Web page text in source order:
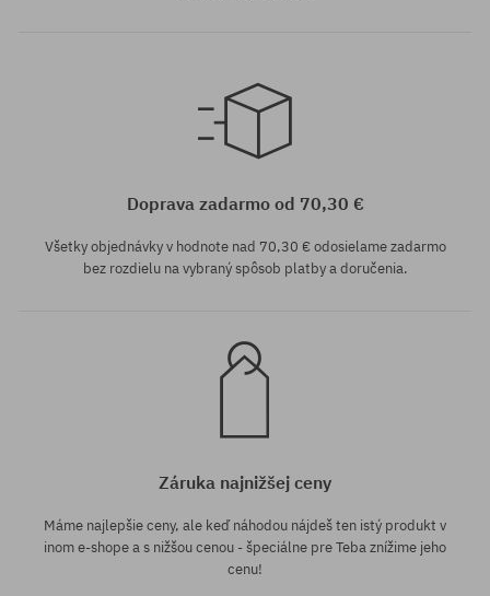
Doprava zadarmo od 70,30 €
Všetky objednávky v hodnote nad 70,30 € odosielame zadarmo
bez rozdielu na vybraný spôsob platby a doručenia.
Záruka najnižšej ceny
Máme najlepšie ceny, ale keď náhodou nájdeš ten istý produkt v
inom e-shope a s nižšou cenou - špeciálne pre Teba znížime jeho
cenu!